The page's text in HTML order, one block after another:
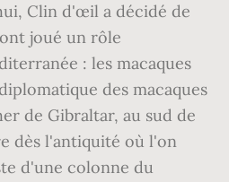
Clin d'œil a décidé de
joué un rôle
: les macaques
des macaques
de Gibraltar, au sud de
dès l'antiquité où l'on
d'une colonne du